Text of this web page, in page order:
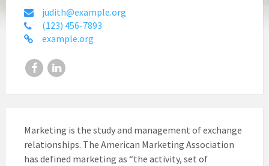
judith@example.org
(123) 456-7893
example.org
FacebookLinkedIn
Marketing is the study and management of exchange
relationships. The American Marketing Association
has defined marketing as “the activity, set of